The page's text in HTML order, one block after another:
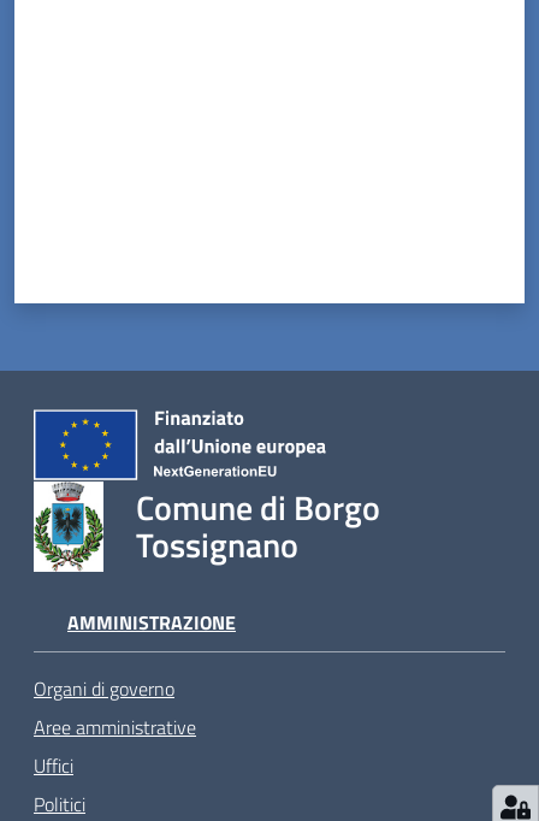
gli
Comune di Borgo
Tossignano
AMMINISTRAZIONE
Organi di governo
Aree amministrative
Uffici
Politici